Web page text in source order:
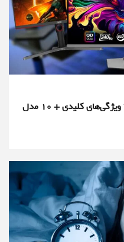
بهترین مانیتور گیمینگ کدام است؟ ویژگی‌های کلیدی + 10 مدل